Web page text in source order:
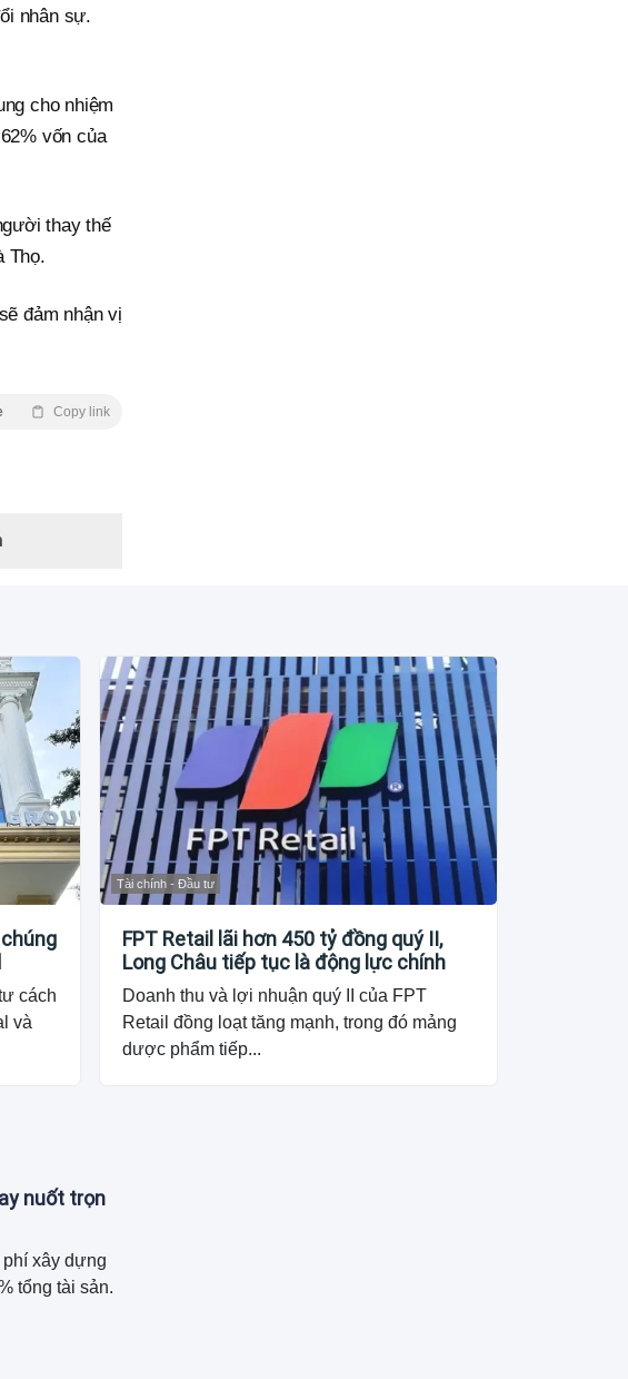
nhân sự.
cho nhiệm
vốn của
thay thế
Thọ.
đảm nhận vị
Copy link
cách
và
Tài chính - Đầu tư
FPT Retail lãi hơn 450 tỷ đồng quý II,
Long Châu tiếp tục là động lực chính
Doanh thu và lợi nhuận quý II của FPT
Retail đồng loạt tăng mạnh, trong đó mảng
dược phẩm tiếp...
nuốt trọn
xây dựng
tổng tài sản.